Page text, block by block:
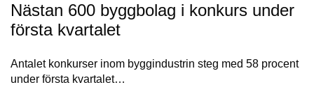
Nästan 600 byggbolag i konkurs under
första kvartalet
Antalet konkurser inom byggindustrin steg med 58 procent
under första kvartalet…